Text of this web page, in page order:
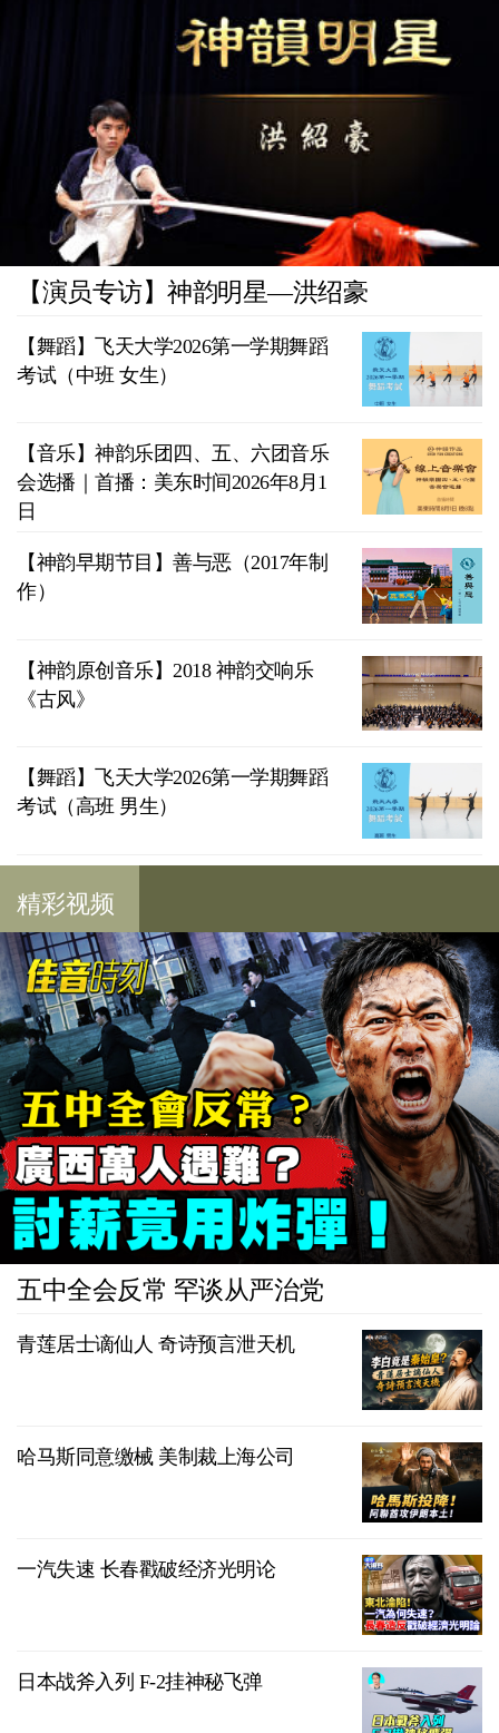
【演员专访】神韵明星—洪绍豪
【舞蹈】飞天大学2026第一学期舞蹈
考试（中班 女生）
【音乐】神韵乐团四、五、六团音乐
会选播｜首播：美东时间2026年8月1
日
【神韵早期节目】善与恶（2017年制
作）
【神韵原创音乐】2018 神韵交响乐
《古风》
【舞蹈】飞天大学2026第一学期舞蹈
考试（高班 男生）
精彩视频
五中全会反常 罕谈从严治党
青莲居士谪仙人 奇诗预言泄天机
哈马斯同意缴械 美制裁上海公司
一汽失速 长春戳破经济光明论
日本战斧入列 F-2挂神秘飞弹